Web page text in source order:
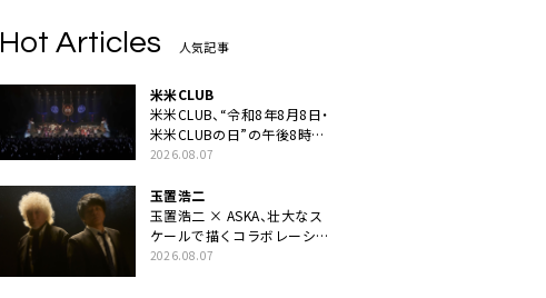
Hot Articles 人気記事
米米CLUB
米米CLUB、“令和8年8月8日・
米米CLUBの日”の午後8時に
40周年ライブより「FANtachy
2026.08.07
玉置浩二
玉置浩二 × ASKA、壮大なス
ケールで描くコラボレーショ
ン曲「音銀河」リリース決定。
2026.08.07